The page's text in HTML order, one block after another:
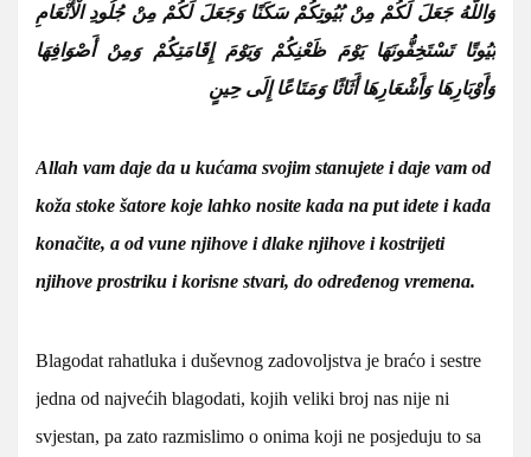
وَاللَّهُ جَعَلَ لَكُمْ مِنْ بُيُوتِكُمْ سَكَنًا وَجَعَلَ لَكُمْ مِنْ جُلُودِ الْأَنْعَامِ
بُيُوتًا تَسْتَخِفُّونَهَا يَوْمَ ظَعْنِكُمْ وَيَوْمَ إِقَامَتِكُمْ وَمِنْ أَصْوَافِهَا
وَأَوْبَارِهَا وَأَشْعَارِهَا أَثَاثًا وَمَتَاعًا إِلَى حِينٍ
Allah vam daje da u kućama svojim stanujete i daje vam od
koža stoke šatore koje lahko nosite kada na put idete i kada
konačite, a od vune njihove i dlake njihove i kostrijeti
njihove prostriku i korisne stvari, do određenog vremena.
Blagodat rahatluka i duševnog zadovoljstva je braćo i sestre
jedna od najvećih blagodati, kojih veliki broj nas nije ni
svjestan, pa zato razmislimo o onima koji ne posjeduju to sa